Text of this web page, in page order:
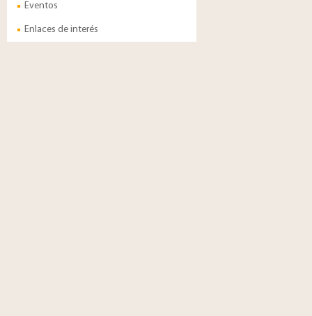
Eventos
Enlaces de interés